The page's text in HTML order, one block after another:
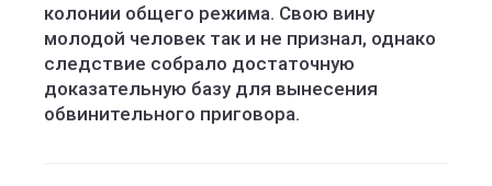
колонии общего режима. Свою вину
молодой человек так и не признал, однако
следствие собрало достаточную
доказательную базу для вынесения
обвинительного приговора.